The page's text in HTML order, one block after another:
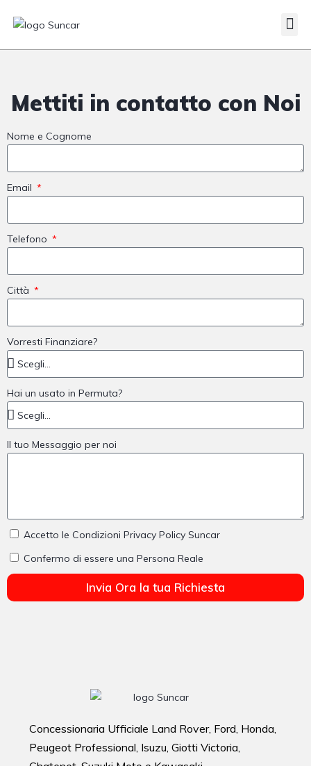
Mettiti in contatto con Noi
Nome e Cognome
Email
Telefono
Città
Vorresti Finanziare?
Hai un usato in Permuta?
Il tuo Messaggio per noi
Accetto le Condizioni Privacy Policy Suncar
Confermo di essere una Persona Reale
Invia Ora la tua Richiesta
Concessionaria Ufficiale Land Rover, Ford, Honda,
Peugeot Professional, Isuzu, Giotti Victoria,